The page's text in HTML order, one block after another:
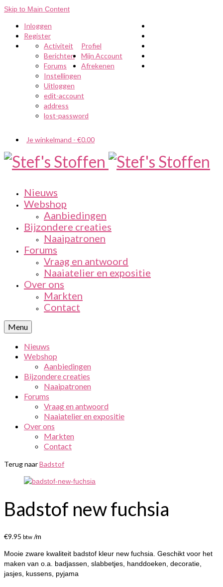
Skip to Main Content
Inloggen
Register
Profiel
Activiteit
Berichten
Forums
Instellingen
Uitloggen
Mijn Account
edit-account
address
lost-password
Afrekenen
Je winkelmand - €0.00
Nieuws
Webshop
Aanbiedingen
Bijzondere creaties
Naaipatronen
Forums
Vraag en antwoord
Naaiatelier en expositie
Over ons
Markten
Contact
Menu
Nieuws
Webshop
Aanbiedingen
Bijzondere creaties
Naaipatronen
Forums
Vraag en antwoord
Naaiatelier en expositie
Over ons
Markten
Contact
Terug naarBadstof
Badstof new fuchsia
€9.95 btw /m
Mooie zware kwaliteit badstof kleur new fuchsia. Geschikt voor het
maken van o.a. badjassen, slabbetjes, handdoeken, decoratie,
jasjes, kussens, pyjama